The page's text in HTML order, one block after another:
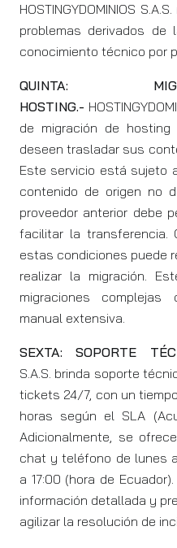
HOSTINGYDOMINIOS
problemas derivados
conocimiento técnico por
QUINTA:
HOSTING.-
de migración de
deseen trasladar sus
Este servicio está sujeto
contenido de origen no
proveedor anterior debe
facilitar la transferencia.
estas condiciones puede
realizar la migración.
migraciones complejas
manual extensiva.
SEXTA: SOPORTE
S.A.S. brinda soporte
tickets 24/7, con un
horas según el SLA
Adicionalmente, se
chat y teléfono de lunes
a 17:00 (hora de
información detallada y
agilizar la resolución de